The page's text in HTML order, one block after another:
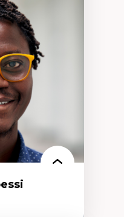
géopolitiques
climatique